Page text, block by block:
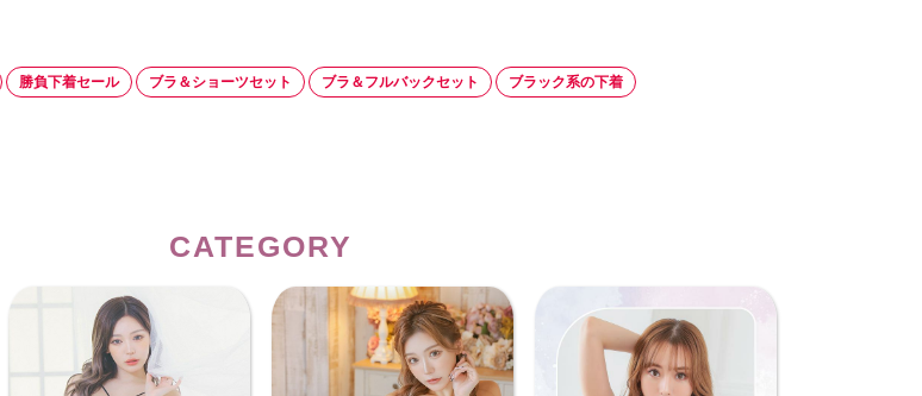
勝負下着セール ブラ＆ショーツセット ブラ＆フルバックセット ブラック系の下着
CATEGORY